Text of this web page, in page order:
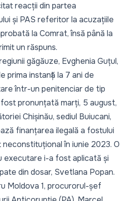
reacții din partea
și PAS referitor la acuzațiile
la Comrat, însă până la
un răspuns.
găgăuze, Evghenia Guțul,
prima instanță la 7 ani de
într-un penitenciar de tip
pronunțată marți, 5 august,
Chișinău, sediul Buiucani,
finanțarea ilegală a fostului
neconstituțional în iunie 2023. O
executare i-a fost aplicată și
din dosar, Svetlana Popan.
Moldova 1, procurorul-șef